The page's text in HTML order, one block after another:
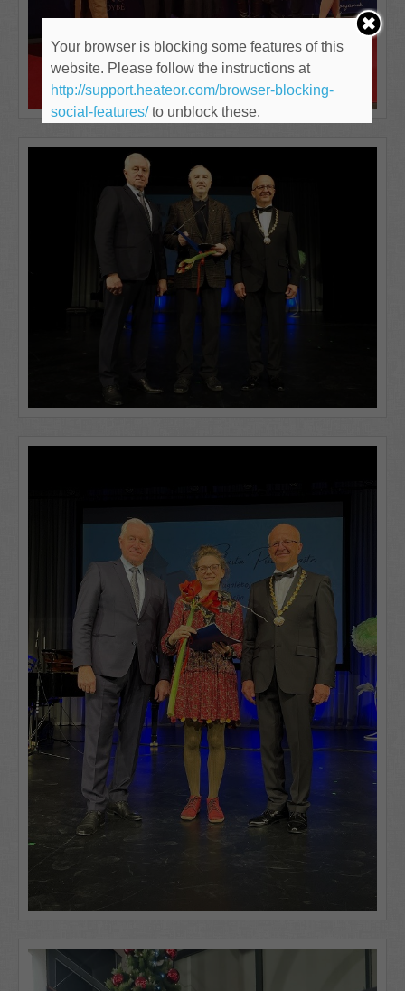
Your browser is blocking some features of this
website. Please follow the instructions at
http://support.heateor.com/browser-blocking-
social-features/to unblock these.